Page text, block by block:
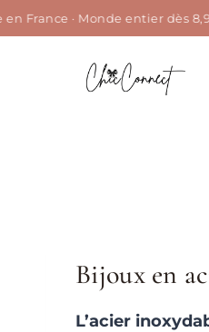
France · Monde entier dès 8,95
Bijoux en
L’acier